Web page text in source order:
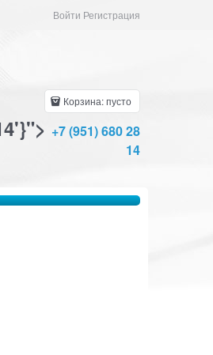
Войти Регистрация
Корзина:пусто
+7 (951) 680 28
14